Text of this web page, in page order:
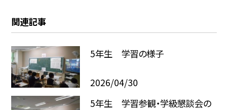
関連記事
5年生 学習の様子
2026/04/30
5年生 学習参観・学級懇談会の